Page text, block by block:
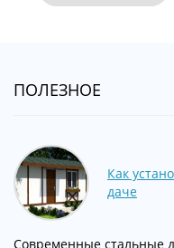
ПОЛЕЗНОЕ
Как
даче
Современные стальные